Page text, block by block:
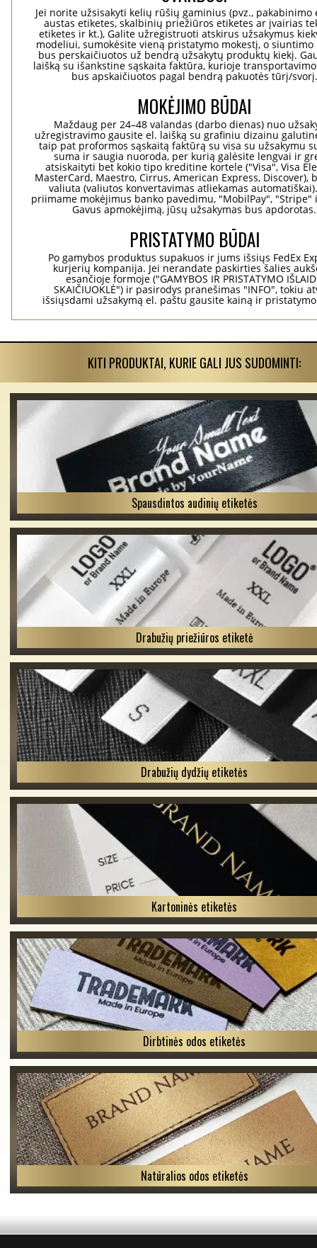
Jei norite užsisakyti kelių rūšių gaminius (pvz., pakabinimo
austas etiketes, skalbinių priežiūros etiketes ar įvairias
etiketes ir kt.), Galite užregistruoti atskirus užsakymus
modeliui, sumokėsite vieną pristatymo mokestį, o siuntimo
bus perskaičiuotos už bendrą užsakytų produktų kiekį.
laišką su išankstine sąskaita faktūra, kurioje
bus apskaičiuotos pagal bendrą pakuotės tūrį/svorį.
MOKĖJIMO BŪDAI
Maždaug per 24–48 valandas (darbo dienas) nuo
užregistravimo gausite el. laišką su grafiniu dizainu
taip pat proformos sąskaitą faktūrą su visa su užsakymu
suma ir saugia nuoroda, per kurią galėsite lengvai ir
atsiskaityti bet kokio tipo kreditine kortele ("Visa", Visa
MasterCard, Maestro, Cirrus, American Express, Discover),
valiuta (valiutos konvertavimas atliekamas
priimame mokėjimus banko pavedimu, "MobilPay", "Stripe"
Gavus apmokėjimą, jūsų užsakymas bus apdorotas.
PRISTATYMO BŪDAI
Po gamybos produktus supakuos ir jums išsiųs FedEx
kurjerių kompanija. Jei nerandate paskirties šalies
esančioje formoje ("GAMYBOS IR PRISTATYMO
SKAIČIUOKLĖ") ir pasirodys pranešimas "INFO", tokiu
išsiųsdami užsakymą el. paštu gausite kainą ir
KITI PRODUKTAI, KURIE GALI JUS SUDOMINTI:
Spausdintos audinių etiketės
Drabužių priežiūros etiketė
Drabužių dydžių etiketės
Kartoninės etiketės
Dirbtinės odos etiketės
Natūralios odos etiketės